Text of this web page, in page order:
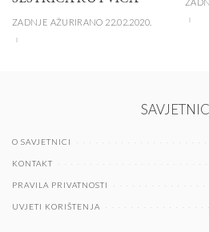
ZADNJE AŽURIRANO 22.02.2020.
O SAVJETNICI
KONTAKT
PRAVILA PRIVATNOSTI
UVJETI KORIŠTENJA